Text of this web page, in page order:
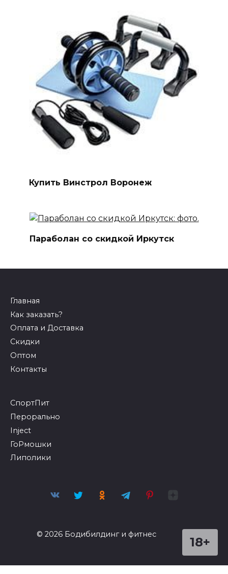
Купить Винстрол Воронеж
Параболан со скидкой Иркутск
Главная
Как заказать?
Оплата и Доставка
Скидки
Оптом
Контакты
СпортПит
Перорально
Inject
ГоРмошки
Липолики
18+
© 2026 Бодибилдинг и фитнес